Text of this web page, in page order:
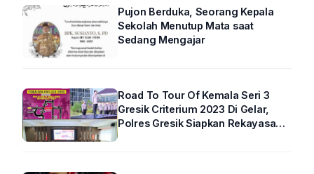
Pujon Berduka, Seorang Kepala
Sekolah Menutup Mata saat
Sedang Mengajar
Road To Tour Of Kemala Seri 3
Gresik Criterium 2023 Di Gelar,
Polres Gresik Siapkan Rekayasa